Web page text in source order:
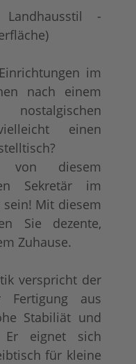
Konfigurator
+ 331,00 €
-
im
nach einem
einen
von diesem
Sekretär im
Mit diesem
Sie dezente,
Zuhause.
verspricht der
Fertigung aus
Stabiliät und
Er eignet sich
für kleine